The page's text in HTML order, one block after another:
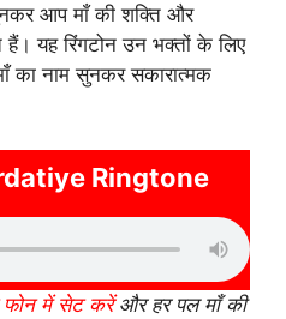
आप माँ की शक्ति और
यह रिंगटोन उन भक्तों के लिए
का नाम सुनकर सकारात्मक
Ringtone
फोन में सेट करेंऔर हर पल माँ की